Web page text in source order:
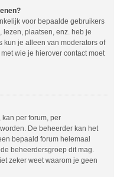
voor bepaalde gebruikers
lezen, plaatsen, enz. heb je
kun je alleen van moderators of
wie je hierover contact moet
per forum, per
De beheerder kan het
bepaald forum helemaal
beheerdersgroep dit mag.
zeker weet waarom je geen